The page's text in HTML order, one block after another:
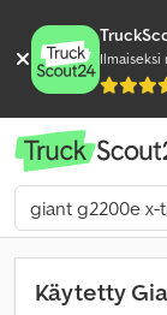
Ilmaiseksi
Käytetty